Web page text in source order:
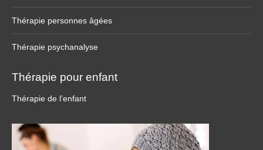
Thérapie personnes âgées
Thérapie psychanalyse
Thérapie pour enfant
Thérapie de l’enfant